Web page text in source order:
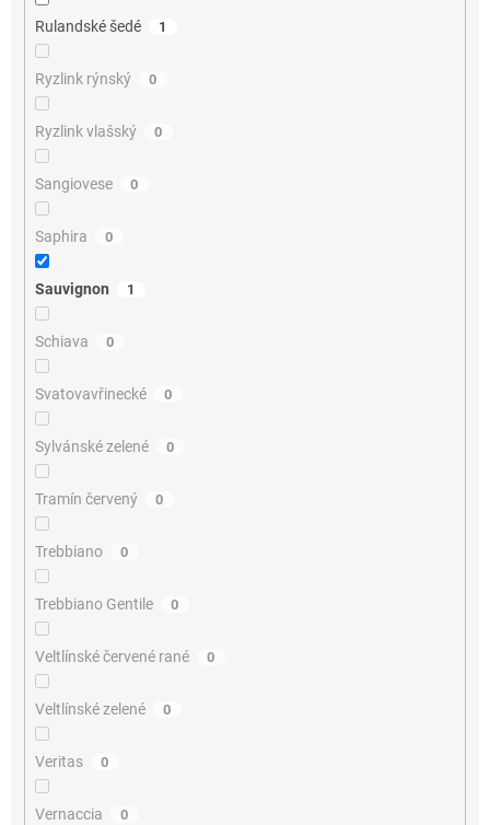
Rulandské šedé 1
Ryzlink rýnský 0
Ryzlink vlašský 0
Sangiovese 0
Saphira 0
Sauvignon 1
Schiava 0
Svatovavřinecké 0
Sylvánské zelené 0
Tramín červený 0
Trebbiano 0
Trebbiano Gentile 0
Veltlínské červené rané 0
Veltlínské zelené 0
Veritas 0
Vernaccia 0